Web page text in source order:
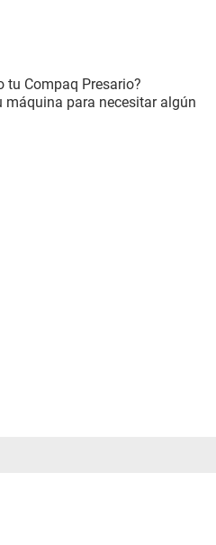
tu Compaq Presario?
máquina para necesitar algún